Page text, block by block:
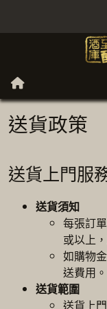
送貨政策
送貨上門服
送貨須知
每張訂
或以上
如購物
送費用。
送貨範圍
送貨上